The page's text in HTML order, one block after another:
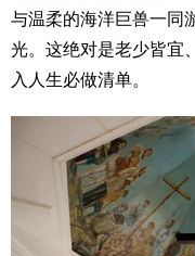
与温柔的海洋巨兽一同
光。这绝对是老少皆宜
入人生必做清单。